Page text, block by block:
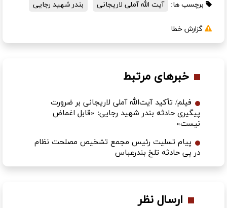
برچسب ها: آیت الله آملی لاریجانی بندر شهید رجایی
گزارش خطا
خبرهای مرتبط
فیلم/ تأکید آیت‌الله آملی لاریجانی بر ضرورت
پیگیری حادثه بندر شهید رجایی: «قابل اغماض
نیست»
پیام تسلیت رئیس مجمع تشخیص مصلحت نظام
در پی حادثه تلخ بندرعباس
ارسال نظر